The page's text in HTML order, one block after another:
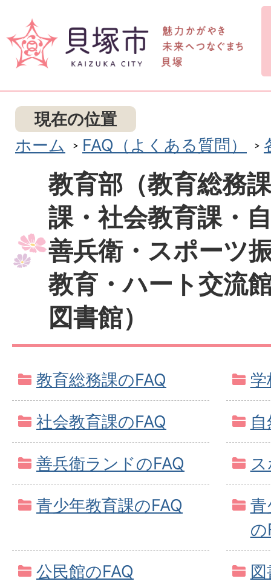
現在の位置
ホーム
FAQ（よくある質問）
教育部（教育総務
課・社会教育課・
善兵衛・スポーツ
教育・ハート交流
図書館）
教育総務課のFAQ 学
社会教育課のFAQ
善兵衛ランドのFAQ
青少年教育課のFAQ
青
の
公民館のFAQ